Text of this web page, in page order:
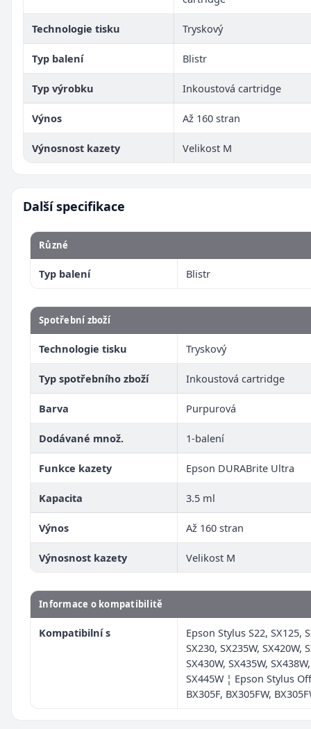
Technologie tisku Tryskový
Typ balení Blistr
Typ výrobku Inkoustová cartridge
Výnos Až 160 stran
Výnosnost kazety Velikost M
Další specifikace
Různé
Typ balení Blistr
Spotřební zboží
Technologie tisku Tryskový
Typ spotřebního zboží Inkoustová cartridge
Barva Purpurová
Dodávané množ. 1-balení
Funkce kazety Epson DURABrite Ultra
Kapacita 3.5 ml
Výnos Až 160 stran
Výnosnost kazety Velikost M
Informace o kompatibilitě
Kompatibilní s
Epson Stylus S22, SX125,
SX230, SX235W, SX420W,
SX430W, SX435W,
SX445W ¦ Epson Stylus
BX305F, BX305FW,